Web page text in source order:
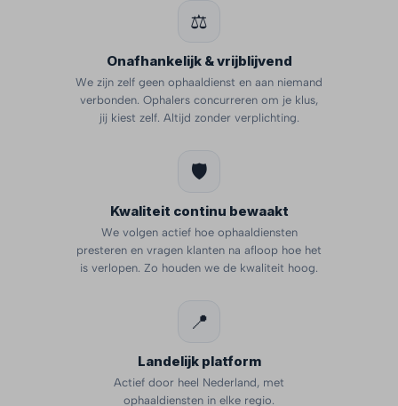
⚖️
Onafhankelijk & vrijblijvend
We zijn zelf geen ophaaldienst en aan niemand
verbonden. Ophalers concurreren om je klus,
jij kiest zelf. Altijd zonder verplichting.
🛡️
Kwaliteit continu bewaakt
We volgen actief hoe ophaaldiensten
presteren en vragen klanten na afloop hoe het
is verlopen. Zo houden we de kwaliteit hoog.
📍
Landelijk platform
Actief door heel Nederland, met
ophaaldiensten in elke regio.